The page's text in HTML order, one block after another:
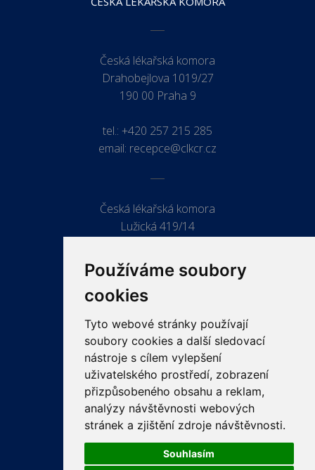
Používáme soubory
cookies
Tyto webové stránky používají
soubory cookies a další sledovací
nástroje s cílem vylepšení
uživatelského prostředí, zobrazení
přizpůsobeného obsahu a reklam,
analýzy návštěvnosti webových
stránek a zjištění zdroje návštěvnosti.
Souhlasím
Česká lékařská komora
Drahobejlova 1019/27
190 00 Praha 9
tel.: +420 257 215 285
email: recepce@clkcr.cz
Česká lékařská komora
Lužická 419/14
ODKAZY
PRO LÉKAŘE
PRO VEŘEJNOST
VZDĚLÁVÁNÍ